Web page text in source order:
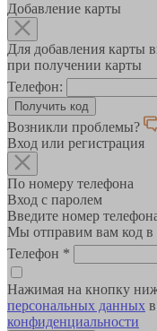
Добавление карты
Для добавления карты
при получении карты
Телефон:
Возникли проблемы?
Вход или регистрация
По номеру телефона
Вход с паролем
Введите номер
Мы отправим вам код в
Телефон *
Нажимая на кнопку
персональных данных
конфиденциальности